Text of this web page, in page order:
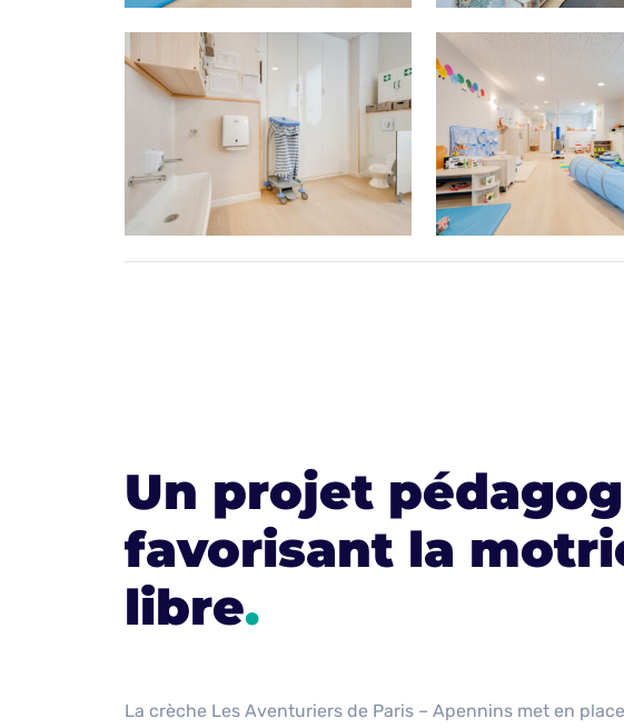
Un projet
favorisant la
libre.
La crèche Les Aventuriers de Paris – Apennins met en